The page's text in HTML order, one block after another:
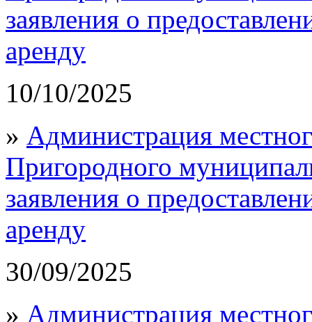
заявления о
аренду
10/10/2025
» Администрация
Пригородного
заявления о
аренду
30/09/2025
» Администрация